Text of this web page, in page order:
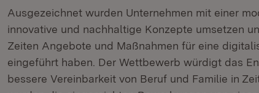
Ausgezeichnet wurden Unternehmen mit einer
innovative und nachhaltige Konzepte umsetzen
Zeiten Angebote und Maßnahmen für eine
eingeführt haben. Der Wettbewerb würdigt das
bessere Vereinbarkeit von Beruf und Familie in